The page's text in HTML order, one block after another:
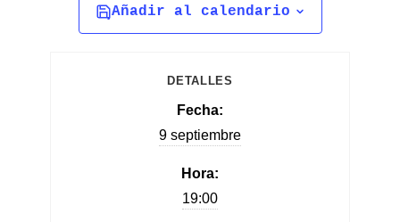
Añadir al calendario
DETALLES
Fecha:
9 septiembre
Hora:
19:00